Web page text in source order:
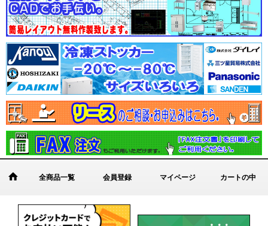
全商品一覧 会員登録 マイページ カートの中